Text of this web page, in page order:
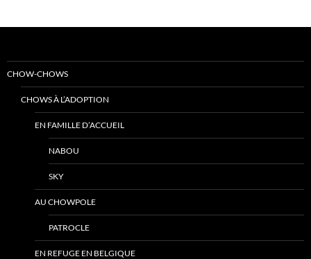
CHOW-CHOWS
CHOWS À L’ADOPTION
EN FAMILLE D’ACCUEIL
NABOU
SKY
AU CHOWPOLE
PATROCLE
EN REFUGE EN BELGIQUE